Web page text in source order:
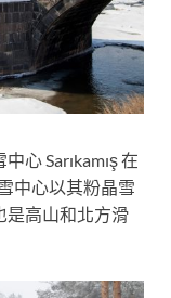
心 Sarıkamış 在
中心以其粉晶雪
是高山和北方滑